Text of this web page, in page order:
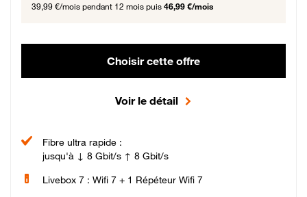
39,99 €/mois pendant 12 mois puis 46,99 €/mois
Choisir cette offre
Voir le détail
Fibre ultra rapide :
jusqu'à ↓ 8 Gbit/s ↑ 8 Gbit/s
Livebox 7 : Wifi 7 + 1 Répéteur Wifi 7